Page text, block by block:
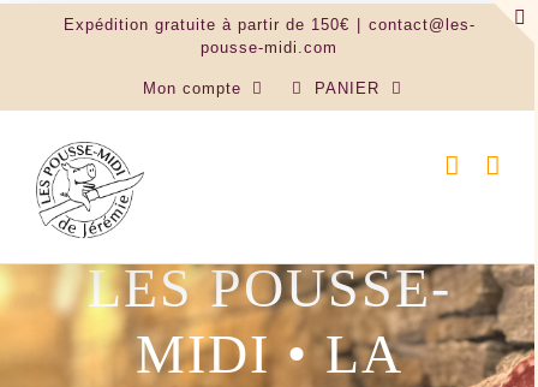
Expédition gratuite à partir de 150€
contact@les-
pousse-midi.com
Mon compte PANIER
LES POUSSE-
MIDI • LA